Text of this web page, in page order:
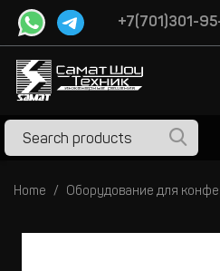
+7(701)301-
Home Оборудование для